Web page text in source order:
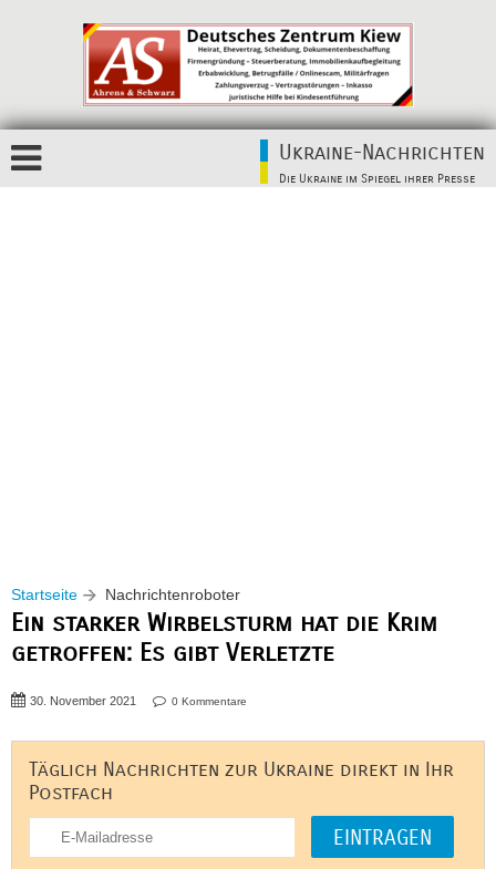
Ukraine-Nachrichten
Die Ukraine im Spiegel ihrer Presse
Startseite Nachrichtenroboter
Ein starker Wirbelsturm hat die Krim
getroffen: Es gibt Verletzte
30. November 2021 0 Kommentare
Täglich Nachrichten zur Ukraine direkt in Ihr
Postfach